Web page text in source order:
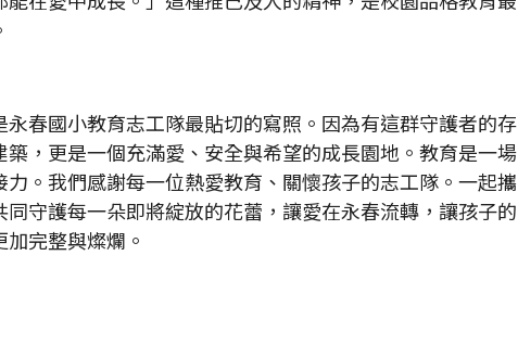
春國小教育志工隊最貼切的寫照。因為有這群守護者的存
，更是一個充滿愛、安全與希望的成長園地。教育是一場
。我們感謝每一位熱愛教育、關懷孩子的志工隊。一起攜
守護每一朵即將綻放的花蕾，讓愛在永春流轉，讓孩子的
完整與燦爛。